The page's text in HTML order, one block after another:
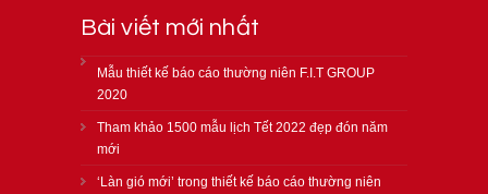
Bài viết mới nhất
Mẫu thiết kế báo cáo thường niên F.I.T GROUP
2020
Tham khảo 1500 mẫu lịch Tết 2022 đẹp đón năm
mới
‘Làn gió mới’ trong thiết kế báo cáo thường niên